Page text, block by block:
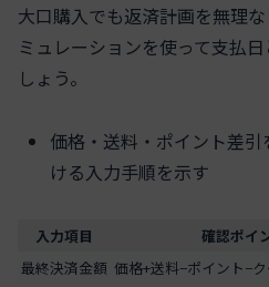
大口購入でも返済計画を無理
ミュレーションを使って支払
しょう。
価格・送料・ポイント差
ける入力手順を示す
入力項目 確認ポイ
最終決済金額 価格+送料−ポイント−